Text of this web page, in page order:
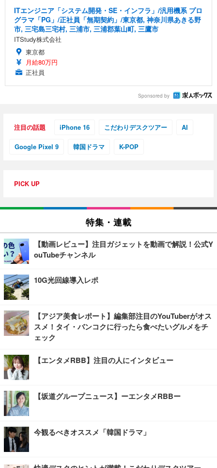
ITエンジニア「システム開発・SE・インフラ」/汎用機系 プロ
グラマ「PG」/正社員「無期契約」/東京都, 神奈川県あきる野
市, 三宅島三宅村, 三浦市, 三浦郡葉山町, 三鷹市
ITStudy株式会社
東京都
月給80万円
正社員
Sponsored by
注目の話題 iPhone 16 こだわりデスクツアー AI
Google Pixel 9 韓国ドラマ K-POP
PICK UP
特集・連載
【動画レビュー】注目ガジェットを動画で解説！公式Y
ouTubeチャンネル
10G光回線導入レポ
【アジア美食レポート】編集部注目のYouTuberがオス
スメ！タイ・バンコクに行ったら食べたいグルメをチ
ェック
【エンタメRBB】注目の人にインタビュー
【坂道グループニュース】ーエンタメRBBー
今観るべきオススメ「韓国ドラマ」